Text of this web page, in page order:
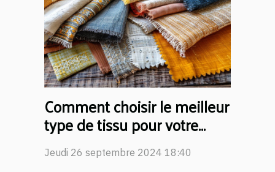
Comment choisir le meilleur
type de tissu pour votre
projet de couture
Jeudi 26 septembre 2024 18:40